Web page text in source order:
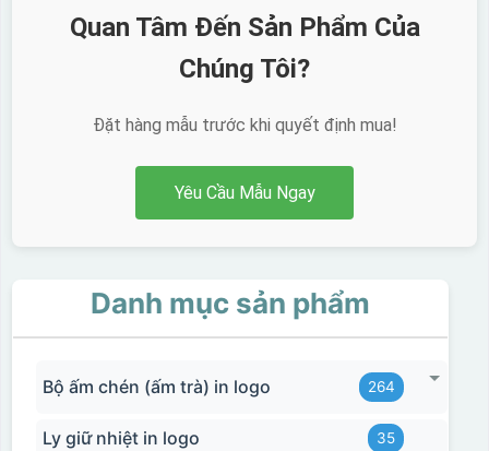
Quan Tâm Đến Sản Phẩm Của
Chúng Tôi?
Đặt hàng mẫu trước khi quyết định mua!
Yêu Cầu Mẫu Ngay
Danh mục sản phẩm
Bộ ấm chén (ấm trà) in logo 264
Ly giữ nhiệt in logo 35